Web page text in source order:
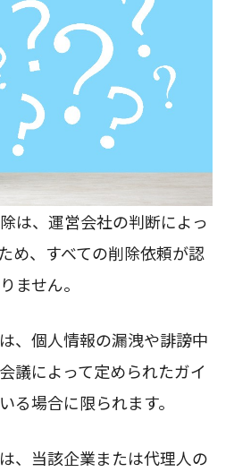
は、運営会社の判断によっ
め、すべての削除依頼が認
ません。
、個人情報の漏洩や誹謗中
議によって定められたガイ
る場合に限られます。
、当該企業または代理人の